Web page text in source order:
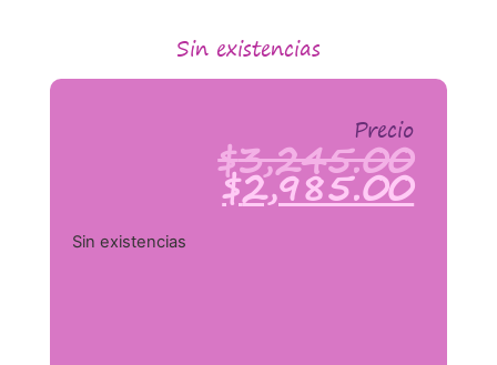
Sin existencias
Precio
$3,245.00
$2,985.00
Sin existencias